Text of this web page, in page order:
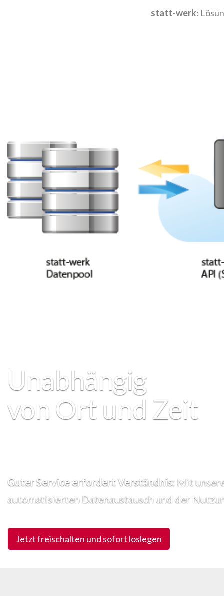
statt-werk:
Unabhängig
von Ort und Zeit
Guter Service erfordert Verständnis: Mit
automatisierten Datenaustausch und der
Jetzt freischalten und sofort loslegen